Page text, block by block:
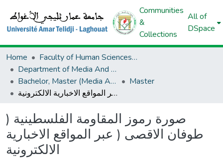
Communities
&
Collections
All of
DSpace
Home
Faculty of Human Sciences And Islamic Sciences And Civilizations
Department of Media And Communication
Bachelor, Master (Media And Communication)
Master
صورة رموز المقاومة الفلسطينية ( طوفان الاقصى ( عبر المواقع الاخبارية الالكترونية
صورة رموز المقاومة الفلسطينية (
طوفان الاقصى ( عبر المواقع الاخبارية
الالكترونية